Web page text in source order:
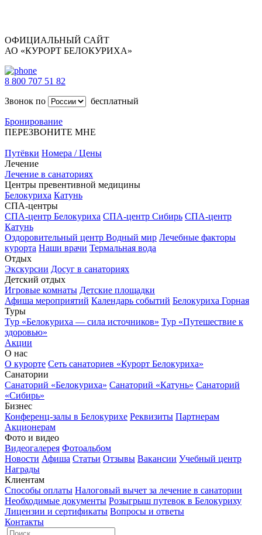
ОФИЦИАЛЬНЫЙ САЙТ
АО «КУРОРТ БЕЛОКУРИХА»
8 800 707 51 82
Звонок по
бесплатный
Бронирование
ПЕРЕЗВОНИТЕ МНЕ
Путёвки Номера / Цены
Лечение
Лечение в санаториях
Центры превентивной медицины
Белокуриха Катунь
СПА-центры
СПА-центр Белокуриха СПА-центр Сибирь СПА-центр
Катунь
Оздоровительный центр Водный мир Лечебные факторы
курорта Наши врачи Термальная вода
Отдых
Экскурсии Досуг в санаториях
Детский отдых
Игровые комнаты Детские площадки
Афиша мероприятий Календарь событий Белокуриха Горная
Туры
Тур «Белокуриха — сила источников» Тур «Путешествие к
здоровью»
Акции
О нас
О курорте Сеть санаториев «Курорт Белокуриха»
Санатории
Санаторий «Белокуриха» Санаторий «Катунь» Санаторий
«Сибирь»
Бизнес
Конференц-залы в Белокурихе Реквизиты Партнерам
Акционерам
Фото и видео
Видеогалерея Фотоальбом
Новости Афиша Статьи Отзывы Вакансии Учебный центр
Награды
Клиентам
Способы оплаты Налоговый вычет за лечение в санатории
Необходимые документы Розыгрыш путевок в Белокуриху
Лицензии и сертификаты Вопросы и ответы
Контакты